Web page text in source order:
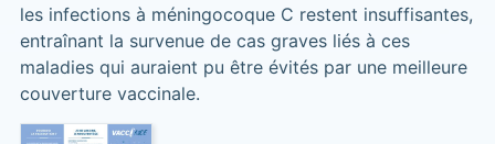
les infections à méningocoque C restent insuffisantes,
entraînant la survenue de cas graves liés à ces
maladies qui auraient pu être évités par une meilleure
couverture vaccinale.